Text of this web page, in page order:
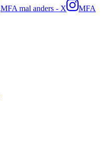
MFA mal anders - X
MFA